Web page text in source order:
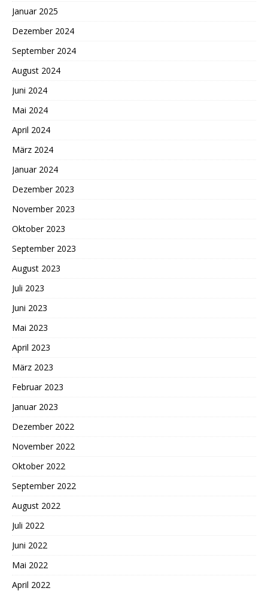
Januar 2025
Dezember 2024
September 2024
August 2024
Juni 2024
Mai 2024
April 2024
März 2024
Januar 2024
Dezember 2023
November 2023
Oktober 2023
September 2023
August 2023
Juli 2023
Juni 2023
Mai 2023
April 2023
März 2023
Februar 2023
Januar 2023
Dezember 2022
November 2022
Oktober 2022
September 2022
August 2022
Juli 2022
Juni 2022
Mai 2022
April 2022